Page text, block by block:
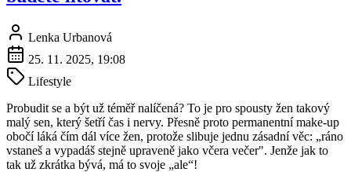
Lenka Urbanová
25. 11. 2025, 19:08
Lifestyle
Probudit se a být už téměř nalíčená? To je pro spousty žen takový
malý sen, který šetří čas i nervy. Přesně proto permanentní make-up
obočí láká čím dál více žen, protože slibuje jednu zásadní věc: „ráno
vstaneš a vypadáš stejně upraveně jako včera večer". Jenže jak to
tak už zkrátka bývá, má to svoje „ale“!